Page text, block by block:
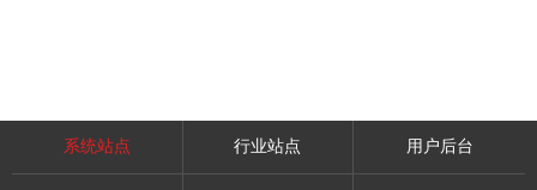
系统站点 行业站点 用户后台